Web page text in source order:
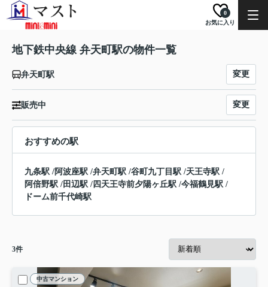
お気に入り
0
地下鉄中央線 弁天町駅の物件一覧
弁天町駅 変更
販売中 変更
おすすめの駅
九条駅 /阿波座駅 /弁天町駅 /谷町九丁目駅 /天王寺駅 /
阿倍野駅 /田辺駅 / 四天王寺前夕陽ヶ丘駅 /今福鶴見駅 /
ドーム前千代崎駅
3件
中古マンション